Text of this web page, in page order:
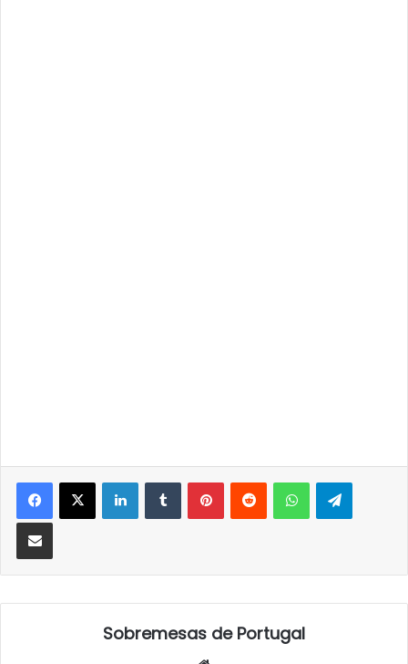
LinkedInTumblrPinterestReddit WhatsApp
Partilhar Via Email
Sobremesas de Portugal